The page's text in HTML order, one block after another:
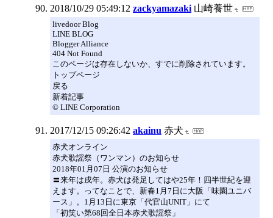
2018/10/29 05:49:12 zackyamazaki 山崎養世
livedoor Blog
LINE BLOG
Blogger Alliance
404 Not Found
このページは存在しないか、すでに削除されています。
トップページ
戻る
新着記事
© LINE Corporation
2017/12/15 09:26:42 akainu 赤犬
赤犬オンライン
赤犬歌謡祭（ワンマン）のお知らせ
2018年01月07日 公演のお知らせ
〓来年は戌年。赤犬は発足してはや25年！四半世紀を迎
えます。ってなことで、新春1月7日に大阪「味園ユニバ
ース」。1月13日に東京「代官山UNIT」にて
「初笑い第68回全日本赤犬歌謡祭」